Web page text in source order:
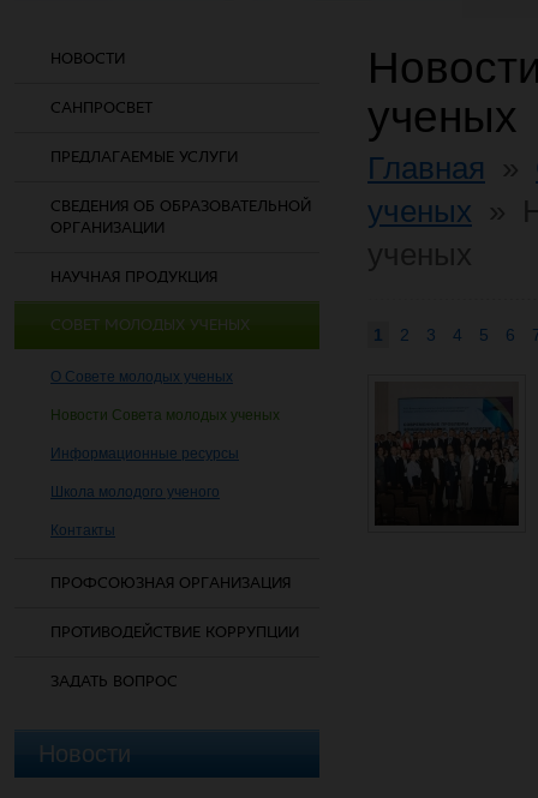
НОВОСТИ
САНПРОСВЕТ
ПРЕДЛАГАЕМЫЕ УСЛУГИ
СВЕДЕНИЯ ОБ ОБРАЗОВАТЕЛЬНОЙ
ОРГАНИЗАЦИИ
НАУЧНАЯ ПРОДУКЦИЯ
СОВЕТ МОЛОДЫХ УЧЕНЫХ
О Совете молодых ученых
Новости Совета молодых ученых
Информационные ресурсы
Школа молодого ученого
Контакты
ПРОФСОЮЗНАЯ ОРГАНИЗАЦИЯ
ПРОТИВОДЕЙСТВИЕ КОРРУПЦИИ
ЗАДАТЬ ВОПРОС
Новости
ученых
Главная
ученых
1 2 3 4 5 6